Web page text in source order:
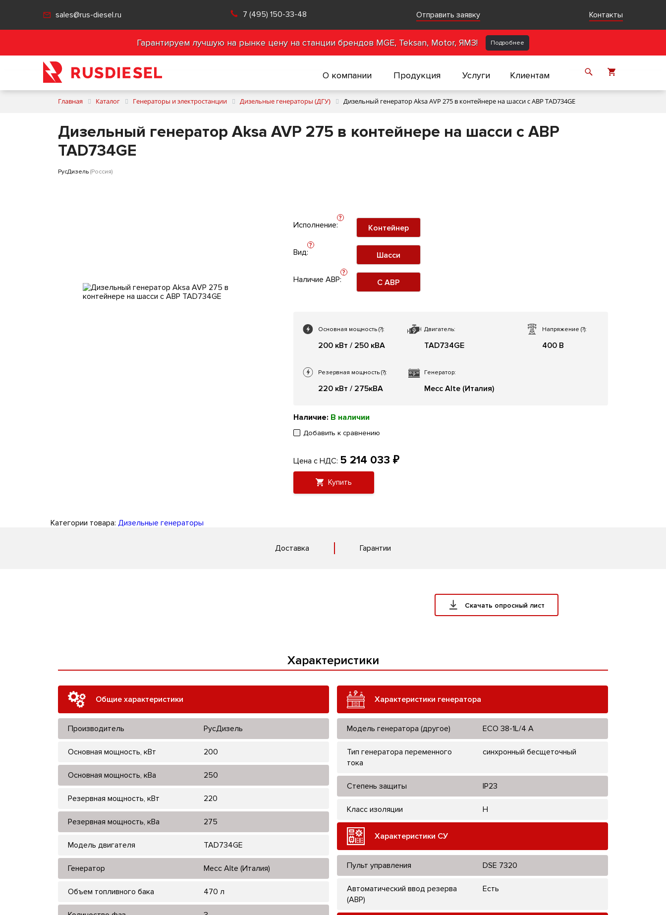
sales@rus-diesel.ru 7 (495) 150-33-48 Отправить заявку Контакты
Гарантируем лучшую на рынке цену на станции брендов MGE, Teksan, Motor, ЯМЗ! Подробнее
О компании Продукция Услуги Клиентам
Главная Каталог Генераторы и электростанции Дизельные генераторы (ДГУ) Дизельный генератор Aksa AVP 275 в контейнере на шасси с АВР TAD734GE
Дизельный генератор Aksa AVP 275 в контейнере на шасси с АВР
TAD734GE
РусДизель (Россия)
Исполнение:
?
Контейнер
Вид:
?
Шасси
Наличие АВР:
?
С АВР
Основная мощность (?):
200 кВт / 250 кВА
Двигатель:
TAD734GE
Напряжение(?):
400 В
Резервная мощность (?):
220 кВт / 275кВА
Генератор:
Mecc Alte (Италия)
Наличие: В наличии
Добавить к сравнению
Цена с НДС: 5 214 033 ₽
Купить
Категории товара: Дизельные генераторы
Доставка Гарантии
Скачать опросный лист
Характеристики
Общие характеристики
Производитель РусДизель
Основная мощность, кВт 200
Основная мощность, кВа 250
Резервная мощность, кВт 220
Резервная мощность, кВа 275
Модель двигателя TAD734GE
Генератор Mecc Alte (Италия)
Объем топливного бака 470 л
Характеристики генератора
Модель генератора (другое) ECO 38-1L/4 A
Тип генератора переменного
тока
синхронный бесщеточный
Степень защиты IP23
Класс изоляции H
Характеристики СУ
Пульт управления DSE 7320
Автоматический ввод резерва
(АВР)
Есть